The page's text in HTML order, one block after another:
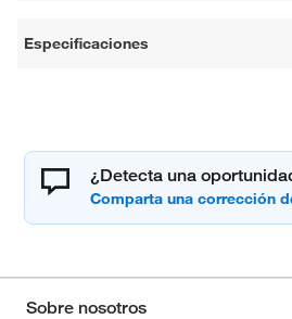
Especificaciones
¿Detecta una
Sobre nosotros